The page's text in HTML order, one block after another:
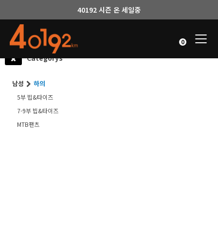
40192 시즌 온 세일중
0
Categorys
남성 하의
5부 빕&타이즈
7-9부 빕&타이즈
MTB팬츠